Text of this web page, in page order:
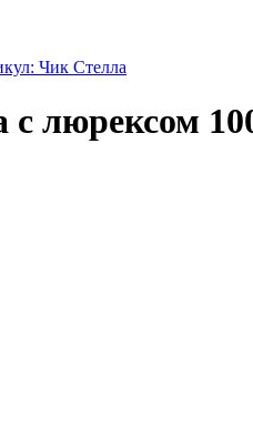
Чик Стелла
с люрексом